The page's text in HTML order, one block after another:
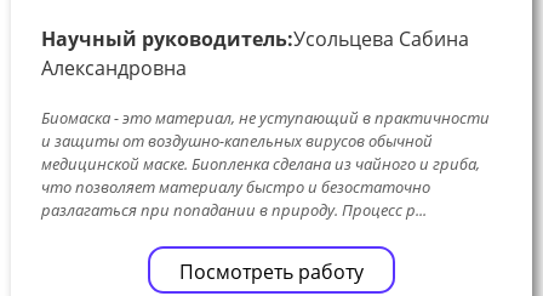
Научный руководитель:Усольцева Сабина
Александровна
Биомаска - это материал, не уступающий в практичности
и защиты от воздушно-капельных вирусов обычной
медицинской маске. Биопленка сделана из чайного и гриба,
что позволяет материалу быстро и безостаточно
разлагаться при попадании в природу. Процесс р...
Посмотреть работу